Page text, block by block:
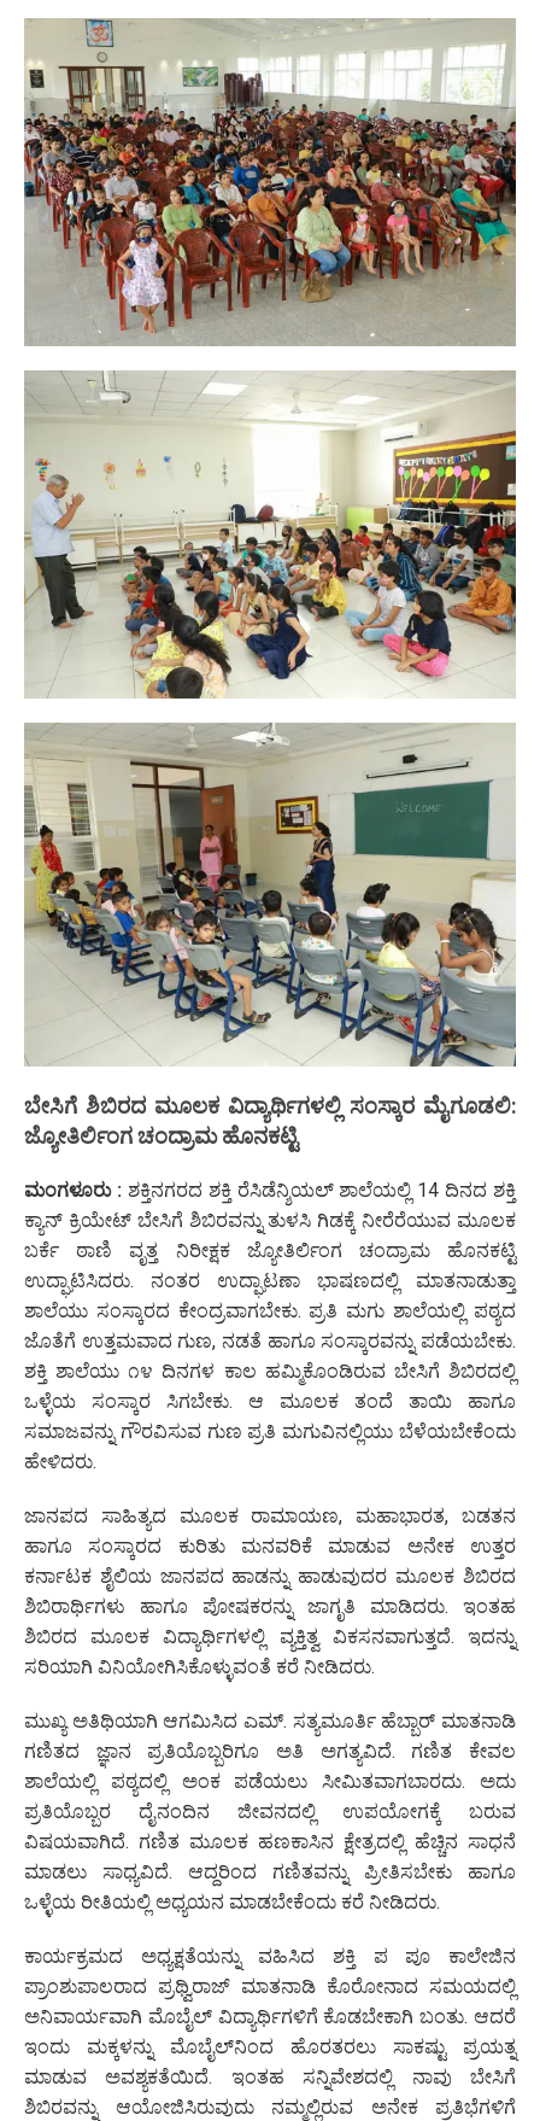
ಬೇಸಿಗೆ ಶಿಬಿರದ ಮೂಲಕ ವಿದ್ಯಾರ್ಥಿಗಳಲ್ಲಿ ಸಂಸ್ಕಾರ ಮೈಗೂಡಲಿ:
ಜ್ಯೋತಿರ್ಲಿಂಗ ಚಂದ್ರಾಮ ಹೊನಕಟ್ಟಿ
ಮಂಗಳೂರು :ಶಕ್ತಿನಗರದ ಶಕ್ತಿ ರೆಸಿಡೆನ್ಶಿಯಲ್ ಶಾಲೆಯಲ್ಲಿ 14 ದಿನದ ಶಕ್ತಿ
ಕ್ಯಾನ್ ಕ್ರಿಯೇಟ್ ಬೇಸಿಗೆ ಶಿಬಿರವನ್ನು ತುಳಸಿ ಗಿಡಕ್ಕೆ ನೀರೆರೆಯುವ ಮೂಲಕ
ಬರ್ಕೆ ಠಾಣಿ ವೃತ್ತ ನಿರೀಕ್ಷಕ ಜ್ಯೋತಿರ್ಲಿಂಗ ಚಂದ್ರಾಮ ಹೊನಕಟ್ಟಿ
ಉದ್ಘಾಟಿಸಿದರು. ನಂತರ ಉದ್ಘಾಟಣಾ ಭಾಷಣದಲ್ಲಿ ಮಾತನಾಡುತ್ತಾ
ಶಾಲೆಯು ಸಂಸ್ಕಾರದ ಕೇಂದ್ರವಾಗಬೇಕು. ಪ್ರತಿ ಮಗು ಶಾಲೆಯಲ್ಲಿ ಪಠ್ಯದ
ಜೊತೆಗೆ ಉತ್ತಮವಾದ ಗುಣ, ನಡತೆ ಹಾಗೂ ಸಂಸ್ಕಾರವನ್ನು ಪಡೆಯಬೇಕು.
ಶಕ್ತಿ ಶಾಲೆಯು ೧೪ ದಿನಗಳ ಕಾಲ ಹಮ್ಮಿಕೊಂಡಿರುವ ಬೇಸಿಗೆ ಶಿಬಿರದಲ್ಲಿ
ಒಳ್ಳೆಯ ಸಂಸ್ಕಾರ ಸಿಗಬೇಕು. ಆ ಮೂಲಕ ತಂದೆ ತಾಯಿ ಹಾಗೂ
ಸಮಾಜವನ್ನು ಗೌರವಿಸುವ ಗುಣ ಪ್ರತಿ ಮಗುವಿನಲ್ಲಿಯು ಬೆಳೆಯಬೇಕೆಂದು
ಹೇಳಿದರು.
ಜಾನಪದ ಸಾಹಿತ್ಯದ ಮೂಲಕ ರಾಮಾಯಣ, ಮಹಾಭಾರತ, ಬಡತನ
ಹಾಗೂ ಸಂಸ್ಕಾರದ ಕುರಿತು ಮನವರಿಕೆ ಮಾಡುವ ಅನೇಕ ಉತ್ತರ
ಕರ್ನಾಟಕ ಶೈಲಿಯ ಜಾನಪದ ಹಾಡನ್ನು ಹಾಡುವುದರ ಮೂಲಕ ಶಿಬಿರದ
ಶಿಬಿರಾರ್ಥಿಗಳು ಹಾಗೂ ಪೋಷಕರನ್ನು ಜಾಗೃತಿ ಮಾಡಿದರು. ಇಂತಹ
ಶಿಬಿರದ ಮೂಲಕ ವಿದ್ಯಾರ್ಥಿಗಳಲ್ಲಿ ವ್ಯಕ್ತಿತ್ವ ವಿಕಸನವಾಗುತ್ತದೆ. ಇದನ್ನು
ಸರಿಯಾಗಿ ವಿನಿಯೋಗಿಸಿಕೊಳ್ಳುವಂತೆ ಕರೆ ನೀಡಿದರು.
ಮುಖ್ಯ ಅತಿಥಿಯಾಗಿ ಆಗಮಿಸಿದ ಎಮ್. ಸತ್ಯಮೂರ್ತಿ ಹೆಬ್ಬಾರ್ ಮಾತನಾಡಿ
ಗಣಿತದ ಜ್ಞಾನ ಪ್ರತಿಯೊಬ್ಬರಿಗೂ ಅತಿ ಅಗತ್ಯವಿದೆ. ಗಣಿತ ಕೇವಲ
ಶಾಲೆಯಲ್ಲಿ ಪಠ್ಯದಲ್ಲಿ ಅಂಕ ಪಡೆಯಲು ಸೀಮಿತವಾಗಬಾರದು. ಅದು
ಪ್ರತಿಯೊಬ್ಬರ ದೈನಂದಿನ ಜೀವನದಲ್ಲಿ ಉಪಯೋಗಕ್ಕೆ ಬರುವ
ವಿಷಯವಾಗಿದೆ. ಗಣಿತ ಮೂಲಕ ಹಣಕಾಸಿನ ಕ್ಷೇತ್ರದಲ್ಲಿ ಹೆಚ್ಚಿನ ಸಾಧನೆ
ಮಾಡಲು ಸಾಧ್ಯವಿದೆ. ಆದ್ದರಿಂದ ಗಣಿತವನ್ನು ಪ್ರೀತಿಸಬೇಕು ಹಾಗೂ
ಒಳ್ಳೆಯ ರೀತಿಯಲ್ಲಿ ಅಧ್ಯಯನ ಮಾಡಬೇಕೆಂದು ಕರೆ ನೀಡಿದರು.
ಕಾರ್ಯಕ್ರಮದ ಅಧ್ಯಕ್ಷತೆಯನ್ನು ವಹಿಸಿದ ಶಕ್ತಿ ಪ ಪೂ ಕಾಲೇಜಿನ
ಪ್ರಾಂಶುಪಾಲರಾದ ಪ್ರಥ್ವಿರಾಜ್ ಮಾತನಾಡಿ ಕೊರೋನಾದ ಸಮಯದಲ್ಲಿ
ಅನಿವಾರ್ಯವಾಗಿ ಮೊಬೈಲ್ ವಿದ್ಯಾರ್ಥಿಗಳಿಗೆ ಕೊಡಬೇಕಾಗಿ ಬಂತು. ಆದರೆ
ಇಂದು ಮಕ್ಕಳನ್ನು ಮೊಬೈಲ್‌ನಿಂದ ಹೊರತರಲು ಸಾಕಷ್ಟು ಪ್ರಯತ್ನ
ಮಾಡುವ ಅವಶ್ಯಕತೆಯಿದೆ. ಇಂತಹ ಸನ್ನಿವೇಶದಲ್ಲಿ ನಾವು ಬೇಸಿಗೆ
ಶಿಬಿರವನ್ನು ಆಯೋಜಿಸಿರುವುದು ನಮ್ಮಲ್ಲಿರುವ ಅನೇಕ ಪ್ರತಿಭೆಗಳಿಗೆ